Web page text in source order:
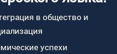
в общество и
успехи